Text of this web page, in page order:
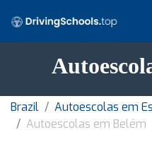
Brazil
Autoescolas em
Autoescolas em Belém